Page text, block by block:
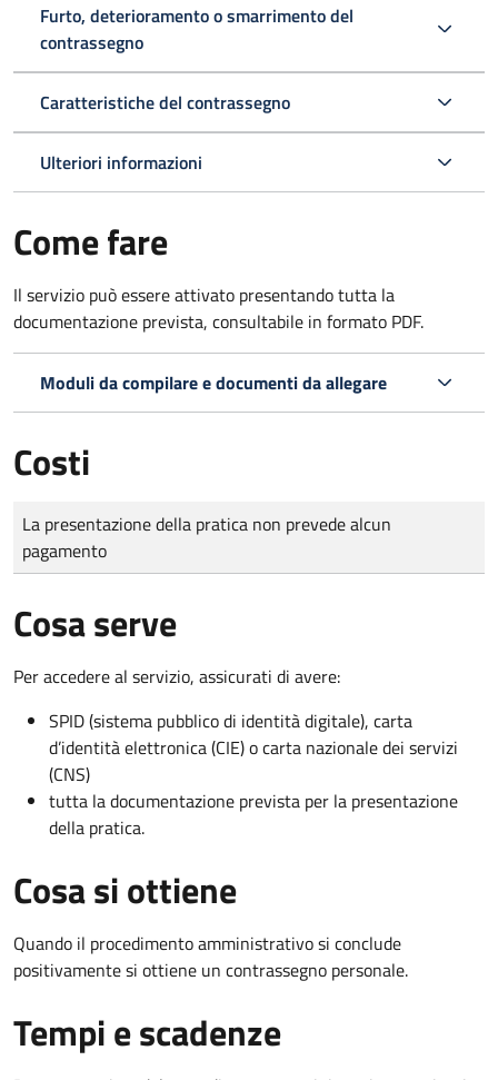
Furto, deterioramento o smarrimento del
contrassegno
Caratteristiche del contrassegno
Ulteriori informazioni
Come fare
Il servizio può essere attivato presentando tutta la
documentazione prevista, consultabile in formato PDF.
Moduli da compilare e documenti da allegare
Costi
Tipo di pagamento
Importo
La presentazione della pratica non prevede alcun
pagamento
Cosa serve
Per accedere al servizio, assicurati di avere:
SPID (sistema pubblico di identità digitale), carta
d’identità elettronica (CIE) o carta nazionale dei servizi
(CNS)
tutta la documentazione prevista per la presentazione
della pratica.
Cosa si ottiene
Quando il procedimento amministrativo si conclude
positivamente si ottiene un contrassegno personale.
Tempi e scadenze